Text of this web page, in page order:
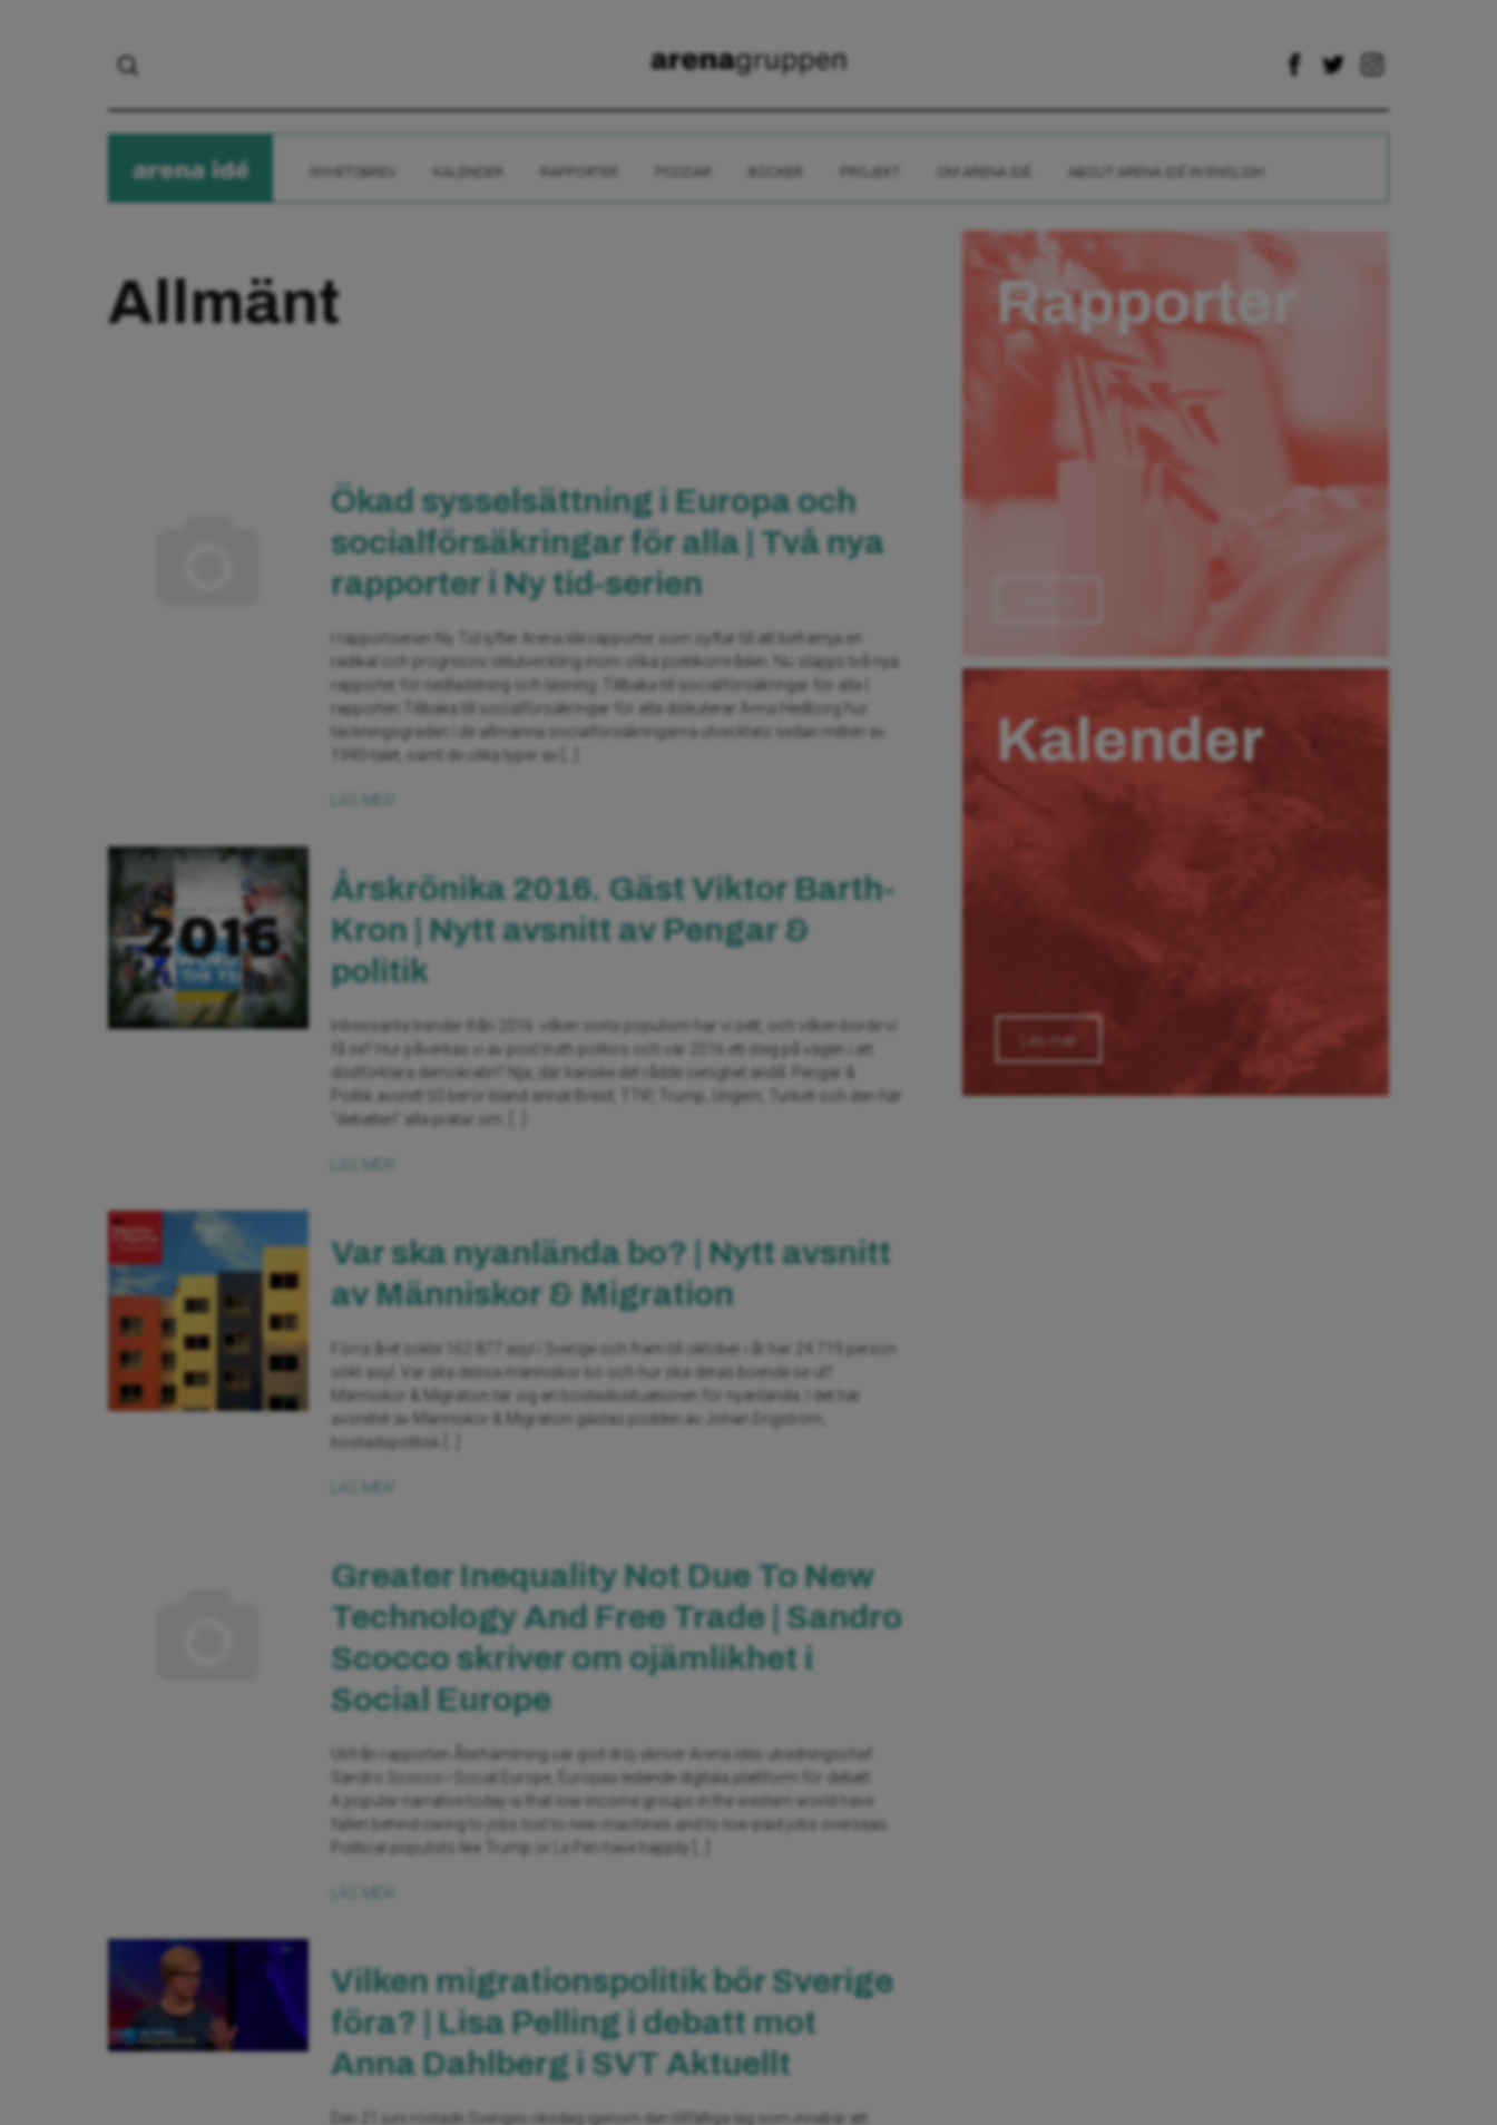
arenaide KALENDER RAPPORTER BÖCKER PROJEKT OM ARENA IDÉ ABOUT ARENA IDÉ IN ENGLISH
Allmänt
Ökad sysselsättning i Europa och
socialförsäkringar för alla | Två nya
rapporter i Ny tid-serien
I rapportserien Ny Tid lyfter Arena Idé rapporter som syftar till att befrämja en
radikal och progressiv idéutveckling inom olika politikområden. Nu släpps två nya
rapporter för nedladdning och läsning. Tillbaka till socialförsäkringar för alla I
rapporten Tillbaka till socialförsäkringar för alla diskuterar Anna Hedborg hur
täckningsgraden i de allmänna socialförsäkringarna utvecklats sedan mitten av
1990-talet, samt de olika typer av […]
Årskrönika 2016. Gäst Viktor Barth-
Kron | Nytt avsnitt av Pengar &
politik
Intressanta trender från 2016: vilken sorts populism har vi sett, och vilken borde vi
få se? Hur påverkas vi av post truth politics och var 2016 ett steg på vägen i att
dödförklara demokratin? Nja, där kanske det rådde oenighet ändå. Pengar &
Politik avsnitt 50 berör bland annat Brexit, TTIP, Trump, Ungern, Turkiet och den här
“debatten” alla pratar om. […]
Var ska nyanlända bo? | Nytt avsnitt
av Människor & Migration
Förra året sökte 162 877 asyl i Sverige och fram till oktober i år har 24 719 person
sökt asyl. Var ska dessa människor bo och hur ska deras boende se ut?
Människor & Migration tar sig an bostadssituationen för nyanlända. I det här
avsnittet av Människor & Migration gästas podden av Johan Engström,
bostadspolitisk […]
Greater Inequality Not Due To New
Technology And Free Trade | Sandro
Scocco skriver om ojämlikhet i
Social Europe
Utifrån rapporten Återhämtning var god dröj skriver Arena Idés utredningschef
Sandro Scocco i Social Europe, Europas ledande digitala plattform för debatt.
A popular narrative today is that low-income groups in the western world have
fallen behind owing to jobs lost to new machines and to low-paid jobs overseas.
Political populists like Trump or Le Pen have happily […]
Vilken migrationspolitik bör Sverige
föra? | Lisa Pelling i debatt mot
Anna Dahlberg i SVT Aktuellt
Den 21 juni röstade Sveriges riksdag igenom den tillfälliga lag som innebär att
Rapporter
Kalender
Läs mer